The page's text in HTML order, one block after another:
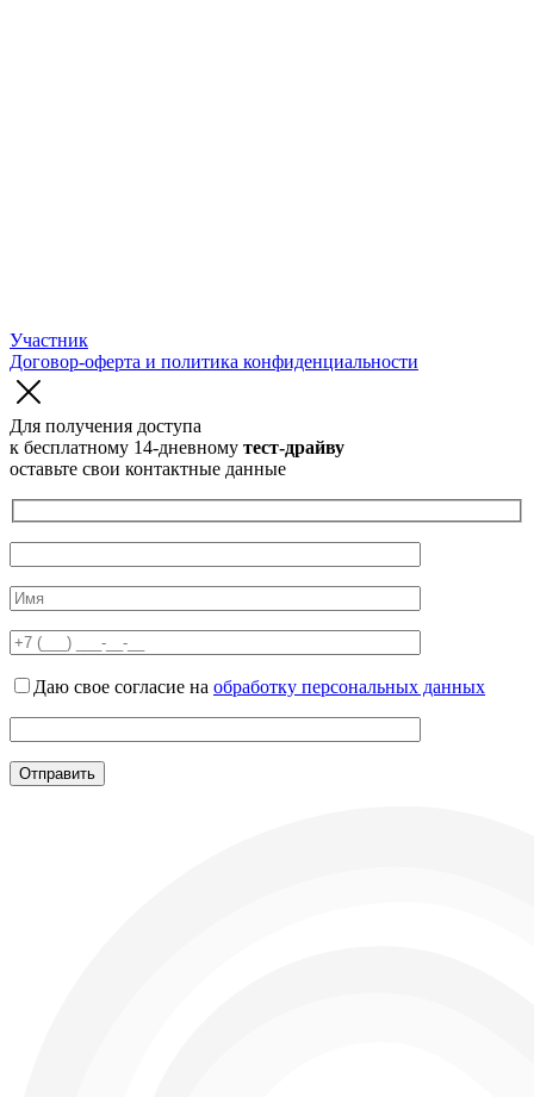
Участник
Договор-оферта и политика конфиденциальности
Для получения доступа
к бесплатному 14-дневному тест-драйву
оставьте свои контактные данные
Даю свое согласие на обработку персональных данных